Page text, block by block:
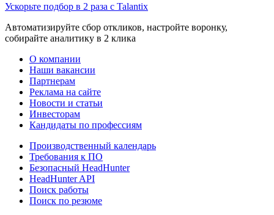
Ускорьте подбор в 2 раза с Talantix
Автоматизируйте сбор откликов, настройте воронку,
собирайте аналитику в 2 клика
О компании
Наши вакансии
Партнерам
Реклама на сайте
Новости и статьи
Инвесторам
Кандидаты по профессиям
Производственный календарь
Требования к ПО
Безопасный HeadHunter
HeadHunter API
Поиск работы
Поиск по резюме